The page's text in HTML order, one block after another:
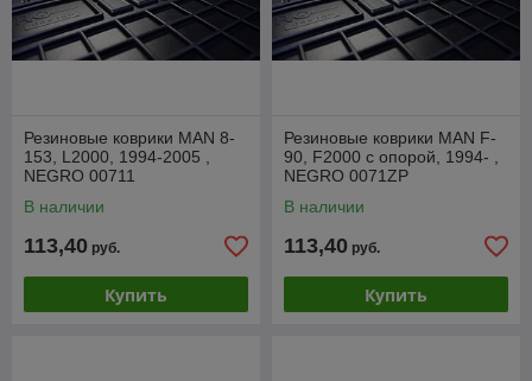
Резиновые коврики MAN 8-
153, L2000, 1994-2005 ,
NEGRO 00711
В наличии
113,40 руб.
Купить
Резиновые коврики MAN F-
90, F2000 с опорой, 1994- ,
NEGRO 0071ZP
В наличии
113,40 руб.
Купить